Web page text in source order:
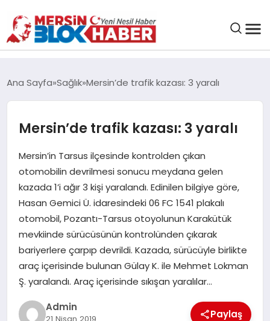
SAĞLIK
EĞITIM
SANAT
POLITIKA
Ana Sayfa Sağlık Mersin’de trafik kazası: 3 yaralı
Mersin’de trafik kazası: 3 yaralı
Mersin’in Tarsus ilçesinde kontrolden çıkan
otomobilin devrilmesi sonucu meydana gelen
kazada 1’i ağır 3 kişi yaralandı. Edinilen bilgiye göre,
Hasan Gemici Ü. idaresindeki 06 FC 1541 plakalı
otomobil, Pozantı-Tarsus otoyolunun Karakütük
mevkiinde sürücüsünün kontrolünden çıkarak
bariyerlere çarpıp devrildi. Kazada, sürücüyle birlikte
araç içerisinde bulunan Gülay K. ile Mehmet Lokman
Ş. yaralandı. Araç içerisinde sıkışan yaralılar…
Admin
Paylaş